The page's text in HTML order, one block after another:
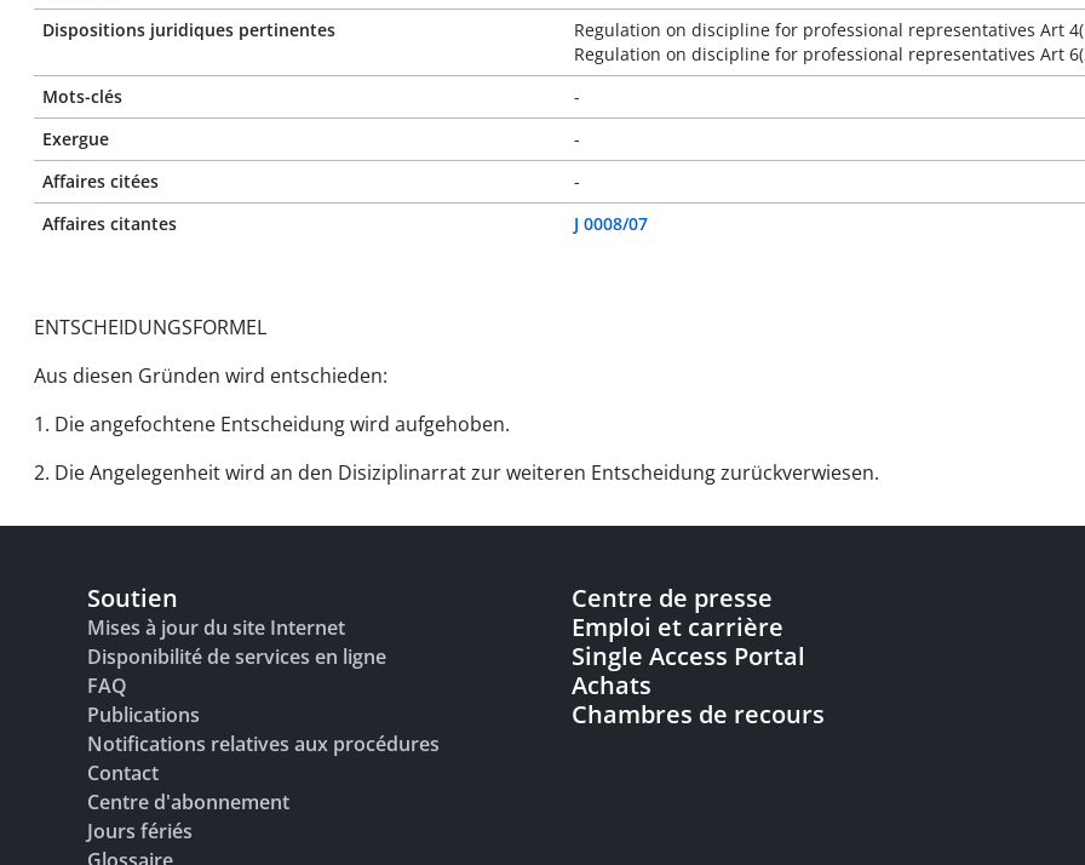
Dispositions juridiques pertinentes
Regulation on discipline for professional representatives Art
Regulation on discipline for professional representatives Art
Mots-clés
-
Exergue
-
Affaires citées
-
Affaires citantes
J 0008/07
ENTSCHEIDUNGSFORMEL
Aus diesen Gründen wird entschieden:
1. Die angefochtene Entscheidung wird aufgehoben.
2. Die Angelegenheit wird an den Disiziplinarrat zur weiteren Entscheidung zurückverwiesen.
Soutien
Mises à jour du site Internet
Disponibilité de services en ligne
FAQ
Publications
Notifications relatives aux procédures
Contact
Centre d'abonnement
Jours fériés
Centre de presse
Emploi et carrière
Single Access Portal
Achats
Chambres de recours